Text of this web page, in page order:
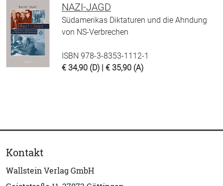
NAZI-JAGD
Südamerikas Diktaturen und die Ahndung
von NS-Verbrechen
ISBN 978-3-8353-1112-1
€ 34,90 (D) | € 35,90 (A)
Kontakt
Wallstein Verlag GmbH